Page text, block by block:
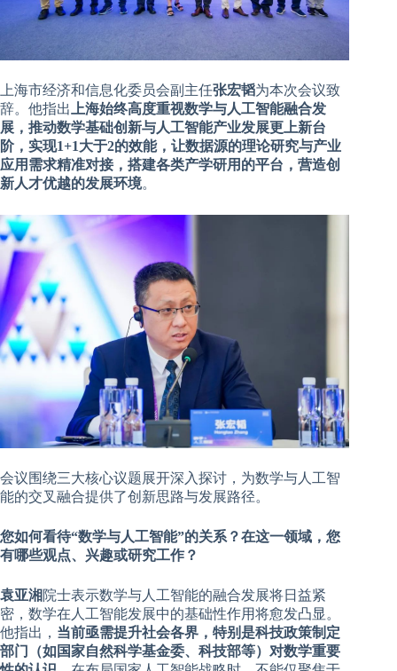
上海市经济和信息化委员会副主任张宏韬为本次会议致
辞。他指出
上海始终高度重视数学与人工智能融合发
展，推动数学基础创新与人工智能产业发展更上新台
阶，实现1+1大于2的效能，让数据源的理论研究与产业
应用需求精准对接，搭建各类产学研用的平台，营造创
新人才优越的发展环境。
会议围绕三大核心议题展开深入探讨，为数学与人工智
能的交叉融合提供了创新思路与发展路径。
您如何看待“数学与人工智能”的关系？在这一领域，您
有哪些观点、兴趣或研究工作？
袁亚湘 院士表示数学与人工智能的融合发展将日益紧
密，数学在人工智能发展中的基础性作用将愈发凸显。
他指出， 当前亟需提升社会各界，特别是科技政策制定
部门（如国家自然科学基金委、科技部等）对数学重要